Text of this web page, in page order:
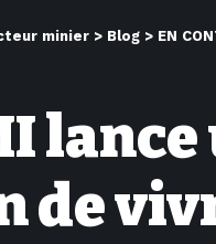
minier > Blog > EN
de